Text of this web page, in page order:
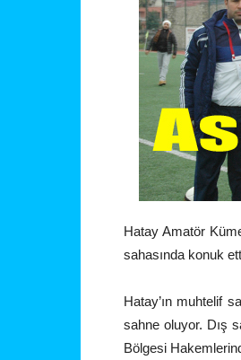
Hatay Amatör
sahasında konuk
Hatay’ın muhtelif
sahne oluyor. Dış
Bölgesi